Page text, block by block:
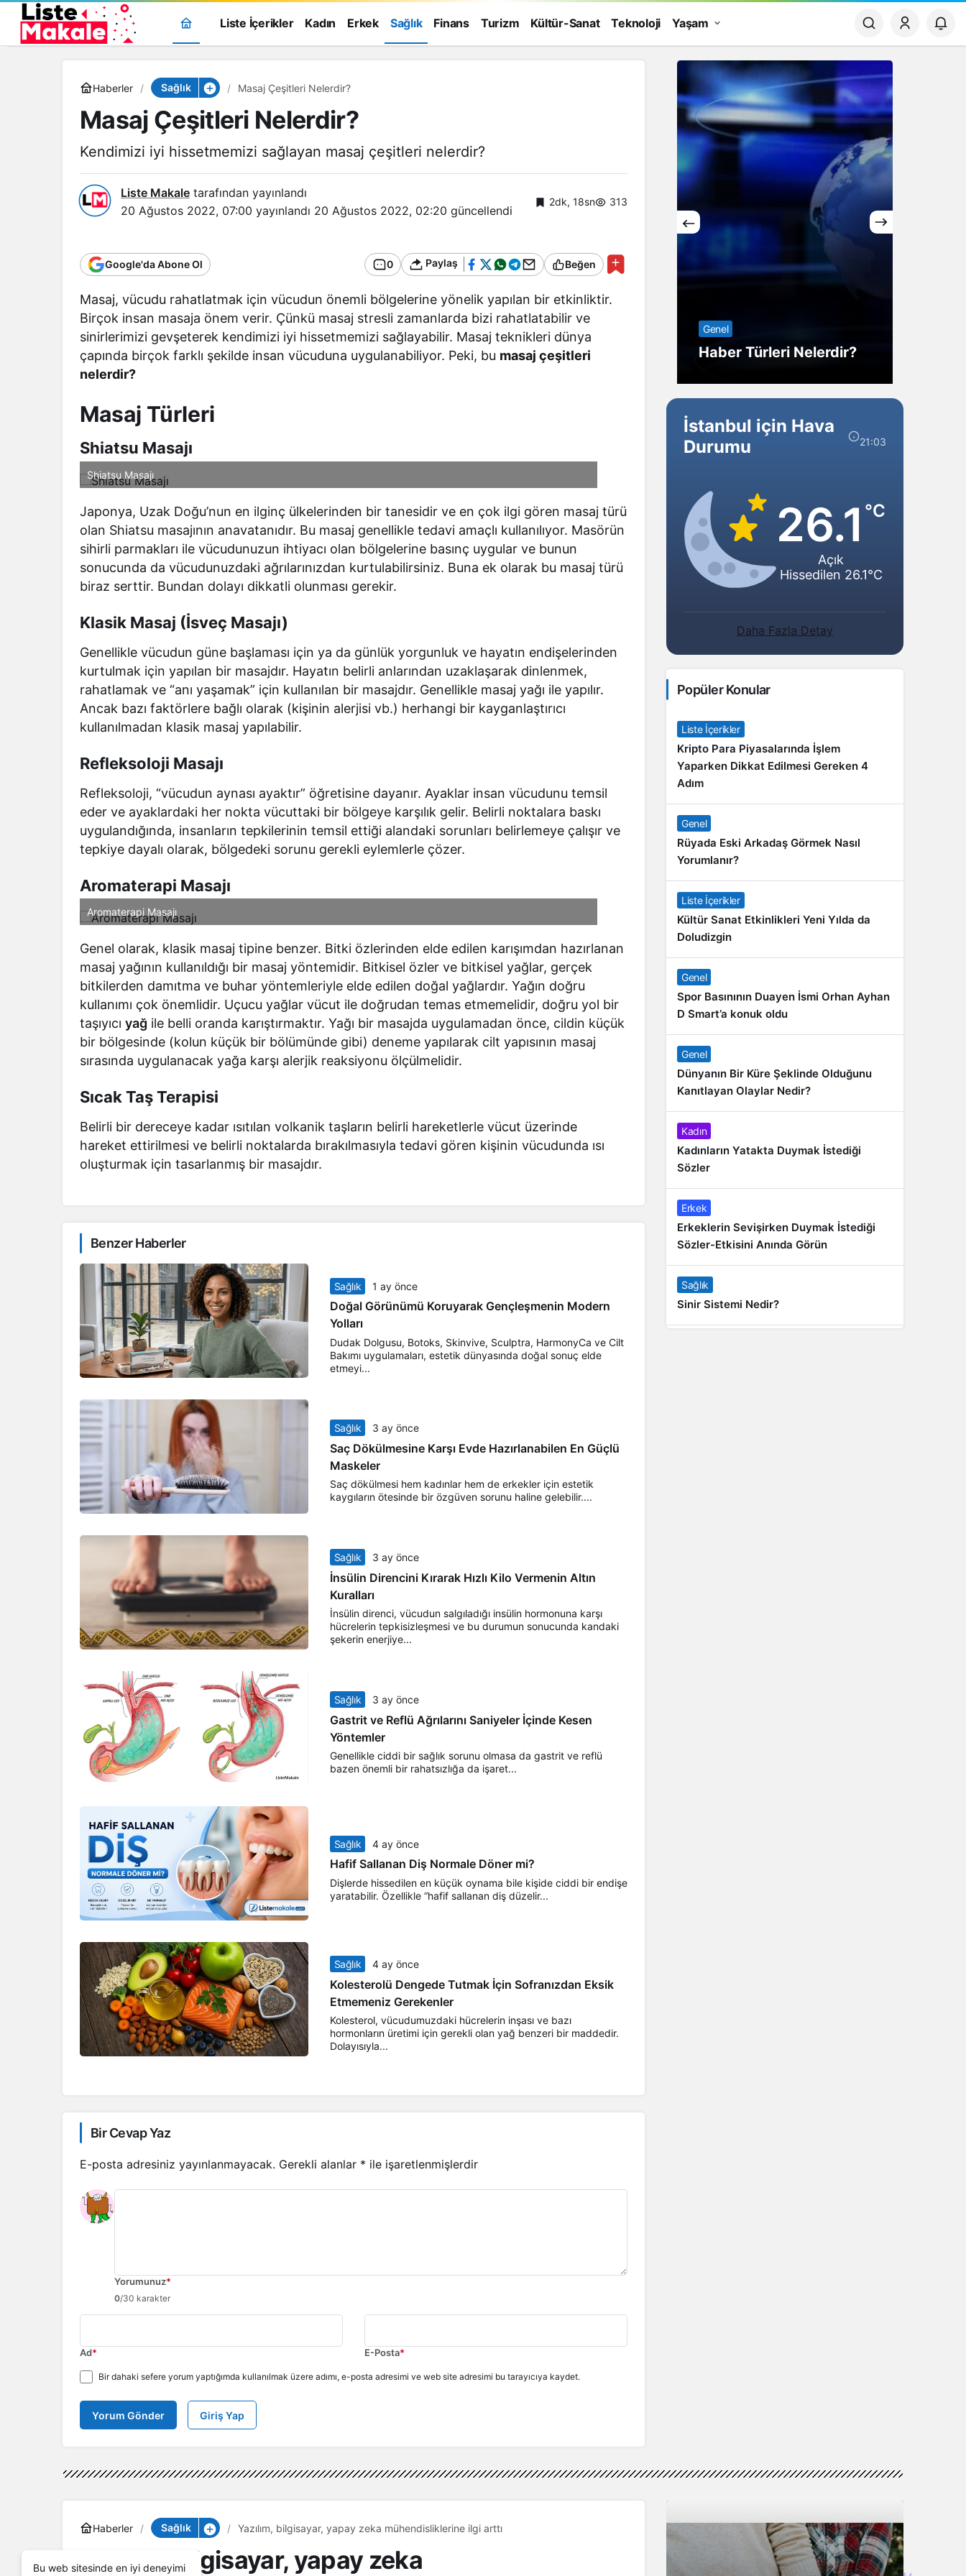
Liste İçerikler Kadın Erkek Sağlık Finans Turizm Kültür-Sanat Teknoloji Yaşam
Haberler Sağlık Masaj Çeşitleri Nelerdir?
Masaj Çeşitleri Nelerdir?
Kendimizi iyi hissetmemizi sağlayan masaj çeşitleri nelerdir?
Liste Makale tarafından yayınlandı
20 Ağustos 2022, 07:00 yayınlandı 20 Ağustos 2022, 02:20 güncellendi
2dk, 18sn 313
Google'da Abone Ol 0 Paylaş Beğen
Masaj, vücudu rahatlatmak için vücudun önemli bölgelerine yönelik yapılan bir etkinliktir.
Birçok insan masaja önem verir. Çünkü masaj stresli zamanlarda bizi rahatlatabilir ve
sinirlerimizi gevşeterek kendimizi iyi hissetmemizi sağlayabilir. Masaj teknikleri dünya
çapında birçok farklı şekilde insan vücuduna uygulanabiliyor. Peki, bu masaj çeşitleri
nelerdir?
Masaj Türleri
Shiatsu Masajı
Shiatsu Masajı
Japonya, Uzak Doğu’nun en ilginç ülkelerinden bir tanesidir ve en çok ilgi gören masaj türü
olan Shiatsu masajının anavatanıdır. Bu masaj genellikle tedavi amaçlı kullanılıyor. Masörün
sihirli parmakları ile vücudunuzun ihtiyacı olan bölgelerine basınç uygular ve bunun
sonucunda da vücudunuzdaki ağrılarınızdan kurtulabilirsiniz. Buna ek olarak bu masaj türü
biraz serttir. Bundan dolayı dikkatli olunması gerekir.
Klasik Masaj (İsveç Masajı)
Genellikle vücudun güne başlaması için ya da günlük yorgunluk ve hayatın endişelerinden
kurtulmak için yapılan bir masajdır. Hayatın belirli anlarından uzaklaşarak dinlenmek,
rahatlamak ve “anı yaşamak” için kullanılan bir masajdır. Genellikle masaj yağı ile yapılır.
Ancak bazı faktörlere bağlı olarak (kişinin alerjisi vb.) herhangi bir kayganlaştırıcı
kullanılmadan klasik masaj yapılabilir.
Refleksoloji Masajı
Refleksoloji, “vücudun aynası ayaktır” öğretisine dayanır. Ayaklar insan vücudunu temsil
eder ve ayaklardaki her nokta vücuttaki bir bölgeye karşılık gelir. Belirli noktalara baskı
uygulandığında, insanların tepkilerinin temsil ettiği alandaki sorunları belirlemeye çalışır ve
tepkiye dayalı olarak, bölgedeki sorunu gerekli eylemlerle çözer.
Aromaterapi Masajı
Aromaterapi Masajı
Genel olarak, klasik masaj tipine benzer. Bitki özlerinden elde edilen karışımdan hazırlanan
masaj yağının kullanıldığı bir masaj yöntemidir. Bitkisel özler ve bitkisel yağlar, gerçek
bitkilerden damıtma ve buhar yöntemleriyle elde edilen doğal yağlardır. Yağın doğru
kullanımı çok önemlidir. Uçucu yağlar vücut ile doğrudan temas etmemelidir, doğru yol bir
taşıyıcıyağ ile belli oranda karıştırmaktır. Yağı bir masajda uygulamadan önce, cildin küçük
bir bölgesinde (kolun küçük bir bölümünde gibi) deneme yapılarak cilt yapısının masaj
sırasında uygulanacak yağa karşı alerjik reaksiyonu ölçülmelidir.
Sıcak Taş Terapisi
Belirli bir dereceye kadar ısıtılan volkanik taşların belirli hareketlerle vücut üzerinde
hareket ettirilmesi ve belirli noktalarda bırakılmasıyla tedavi gören kişinin vücudunda ısı
oluşturmak için tasarlanmış bir masajdır.
Benzer Haberler
Sağlık 1 ay önce
Doğal Görünümü Koruyarak Gençleşmenin Modern
Yolları
Dudak Dolgusu, Botoks, Skinvive, Sculptra, HarmonyCa ve Cilt
Bakımı uygulamaları, estetik dünyasında doğal sonuç elde
etmeyi...
Sağlık 3 ay önce
Saç Dökülmesine Karşı Evde Hazırlanabilen En Güçlü
Maskeler
Saç dökülmesi hem kadınlar hem de erkekler için estetik
kaygıların ötesinde bir özgüven sorunu haline gelebilir....
Sağlık 3 ay önce
İnsülin Direncini Kırarak Hızlı Kilo Vermenin Altın
Kuralları
İnsülin direnci, vücudun salgıladığı insülin hormonuna karşı
hücrelerin tepkisizleşmesi ve bu durumun sonucunda kandaki
şekerin enerjiye...
Sağlık 3 ay önce
Gastrit ve Reflü Ağrılarını Saniyeler İçinde Kesen
Yöntemler
Genellikle ciddi bir sağlık sorunu olmasa da gastrit ve reflü
bazen önemli bir rahatsızlığa da işaret...
Sağlık 4 ay önce
Hafif Sallanan Diş Normale Döner mi?
Dişlerde hissedilen en küçük oynama bile kişide ciddi bir endişe
yaratabilir. Özellikle “hafif sallanan diş düzelir...
Sağlık 4 ay önce
Kolesterolü Dengede Tutmak İçin Sofranızdan Eksik
Etmemeniz Gerekenler
Kolesterol, vücudumuzdaki hücrelerin inşası ve bazı
hormonların üretimi için gerekli olan yağ benzeri bir maddedir.
Dolayısıyla...
Bir Cevap Yaz
E-posta adresiniz yayınlanmayacak. Gerekli alanlar * ile işaretlenmişlerdir
Yorumunuz*
0/30 karakter
Ad* E-Posta*
Bir dahaki sefere yorum yaptığımda kullanılmak üzere adımı, e-posta adresimi ve web site adresimi bu tarayıcıya kaydet.
Yorum Gönder Giriş Yap
Genel
Bir Erkek Bir Kadına Ne
Zaman Bağlanır?
Genel
Haber Türleri Nelerdir?
İstanbul için Hava
Durumu
21:03
26.1 °C
Açık
Hissedilen 26.1°C
Daha Fazla Detay
Popüler Konular
Liste İçerikler
Kripto Para Piyasalarında İşlem
Yaparken Dikkat Edilmesi Gereken 4
Adım
Genel
Rüyada Eski Arkadaş Görmek Nasıl
Yorumlanır?
Liste İçerikler
Kültür Sanat Etkinlikleri Yeni Yılda da
Doludizgin
Genel
Spor Basınının Duayen İsmi Orhan Ayhan
D Smart’a konuk oldu
Genel
Dünyanın Bir Küre Şeklinde Olduğunu
Kanıtlayan Olaylar Nedir?
Kadın
Kadınların Yatakta Duymak İstediği
Sözler
Erkek
Erkeklerin Sevişirken Duymak İstediği
Sözler-Etkisini Anında Görün
Sağlık
Sinir Sistemi Nedir?
Haberler Sağlık Yazılım, bilgisayar, yapay zeka mühendisliklerine ilgi arttı
Yazılım, bilgisayar, yapay zeka
Bu web sitesinde en iyi deneyimi